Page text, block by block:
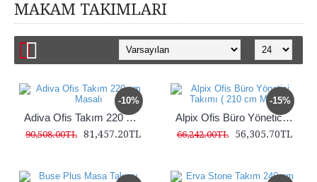
MAKAM TAKIMLARI
-10%
Adiva Ofis Takım 220 cm Masalı
90,508.00TL 81,457.20TL
-15%
Alpix Ofis Büro Yönetici Takımı ( 210 cm Masalı)
66,242.00TL 56,305.70TL